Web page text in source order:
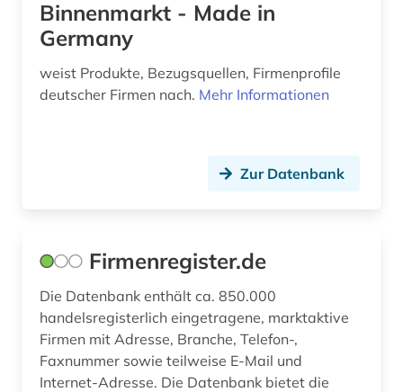
gedenkstätte (1)
gemeindeverwaltung (1)
geschichte (3)
geschichte 1700-1800 (1)
geschichte 1850- (1)
geschichte 1880-2000 (1)
Binnenmarkt - Made in
Germany
weist Produkte, Bezugsquellen, Firmenprofile
deutscher Firmen nach. Mehr Informationen
Zur Datenbank
Firmenregister.de
Die Datenbank enthält ca. 850.000
handelsregisterlich eingetragene, marktaktive
Firmen mit Adresse, Branche, Telefon-,
Faxnummer sowie teilweise E-Mail und
Internet-Adresse. Die Datenbank bietet die